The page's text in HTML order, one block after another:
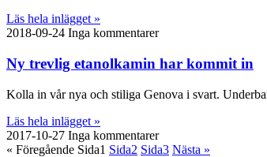
Läs hela inlägget »
2018-09-24 Inga kommentarer
Ny trevlig etanolkamin har kommit in
Kolla in vår nya och stiliga Genova i svart.
Läs hela inlägget »
2017-10-27 Inga kommentarer
« Föregående Sida1 Sida2 Sida3 Nästa »